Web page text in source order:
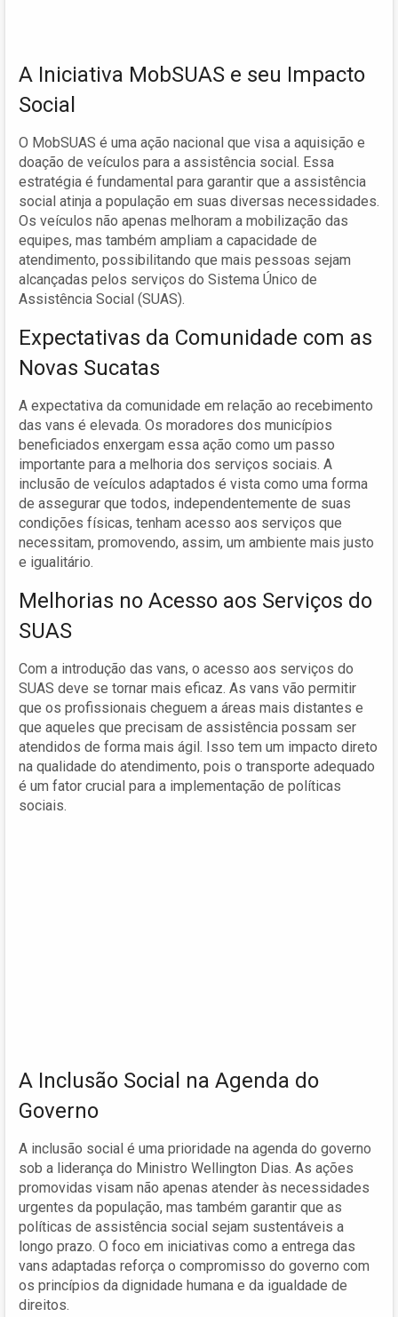
A Iniciativa MobSUAS e seu Impacto
Social
O MobSUAS é uma ação nacional que visa a aquisição e
doação de veículos para a assistência social. Essa
estratégia é fundamental para garantir que a assistência
social atinja a população em suas diversas necessidades.
Os veículos não apenas melhoram a mobilização das
equipes, mas também ampliam a capacidade de
atendimento, possibilitando que mais pessoas sejam
alcançadas pelos serviços do Sistema Único de
Assistência Social (SUAS).
Expectativas da Comunidade com as
Novas Sucatas
A expectativa da comunidade em relação ao recebimento
das vans é elevada. Os moradores dos municípios
beneficiados enxergam essa ação como um passo
importante para a melhoria dos serviços sociais. A
inclusão de veículos adaptados é vista como uma forma
de assegurar que todos, independentemente de suas
condições físicas, tenham acesso aos serviços que
necessitam, promovendo, assim, um ambiente mais justo
e igualitário.
Melhorias no Acesso aos Serviços do
SUAS
Com a introdução das vans, o acesso aos serviços do
SUAS deve se tornar mais eficaz. As vans vão permitir
que os profissionais cheguem a áreas mais distantes e
que aqueles que precisam de assistência possam ser
atendidos de forma mais ágil. Isso tem um impacto direto
na qualidade do atendimento, pois o transporte adequado
é um fator crucial para a implementação de políticas
sociais.
A Inclusão Social na Agenda do
Governo
A inclusão social é uma prioridade na agenda do governo
sob a liderança do Ministro Wellington Dias. As ações
promovidas visam não apenas atender às necessidades
urgentes da população, mas também garantir que as
políticas de assistência social sejam sustentáveis a
longo prazo. O foco em iniciativas como a entrega das
vans adaptadas reforça o compromisso do governo com
os princípios da dignidade humana e da igualdade de
direitos.